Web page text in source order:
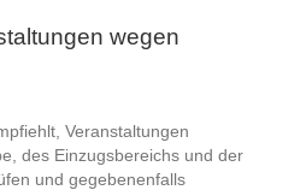
wegen
Veranstaltungen
des Einzugsbereichs und der
und gegebenenfalls